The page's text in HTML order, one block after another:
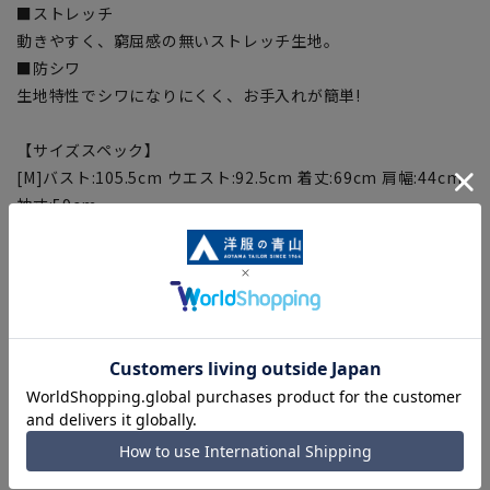
■ストレッチ
動きやすく、窮屈感の無いストレッチ生地。
■防シワ
生地特性でシワになりにくく、お手入れが簡単!
【サイズスペック】
[M]バスト:105.5cm ウエスト:92.5cm 着丈:69cm 肩幅:44cm
袖丈:59cm
[L]バスト:108.5cm ウエスト:95.5cm 着丈:71cm 肩幅:45cm
[WideM]バスト:110.5cm ウエスト:99.5cm 着丈:69cm 肩
[WideL]バスト:113.5cm ウエスト:102.5cm 着丈:71cm 肩
幅:47cm 袖丈:60.5cm
[WideLL]バスト:116.5cm ウエスト:105.5cm 着丈:73cm 肩
幅:48cm 袖丈:62cm
[Wide3L]バスト:119.5cm ウエスト:108.5cm 着丈:75cm 肩
幅:49cm 袖丈:63.5cm